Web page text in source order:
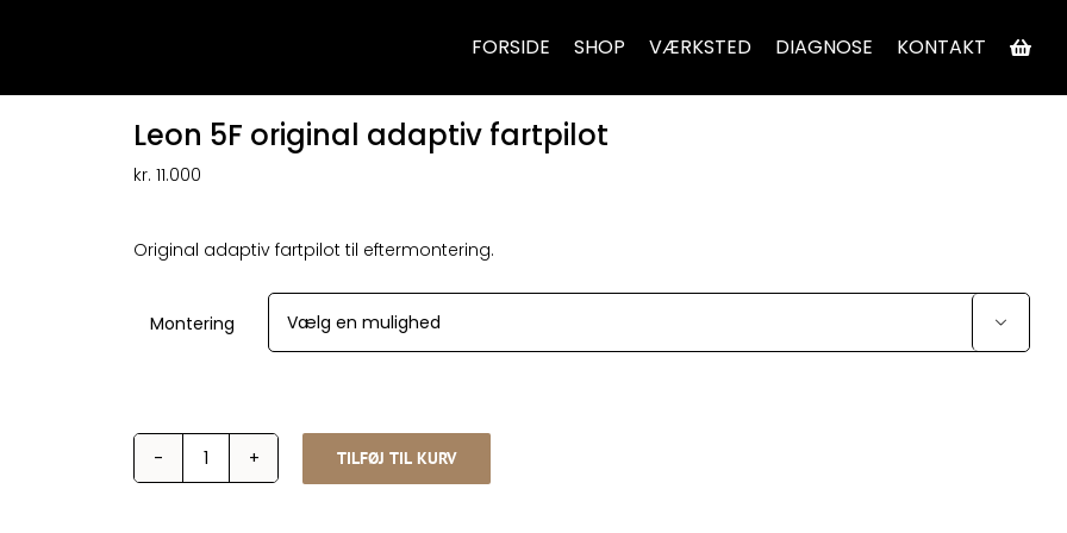
FORSIDE SHOP VÆRKSTED DIAGNOSE KONTAKT
Leon 5F original adaptiv fartpilot
kr. 11.000
Original adaptiv fartpilot til eftermontering.
Montering 
Leon
TILFØJ TIL KURV